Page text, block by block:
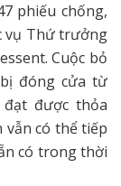
phiếu chống,
vụ Thứ trưởng
Cuộc bỏ
đóng cửa từ
được thỏa
vẫn có thể tiếp
có trong thời